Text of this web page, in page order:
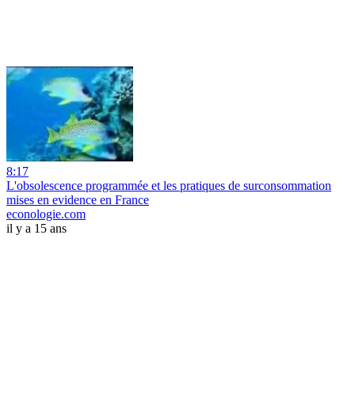
8:17
L'obsolescence programmée et les pratiques de surconsommation
mises en evidence en France
econologie.com
il y a 15 ans